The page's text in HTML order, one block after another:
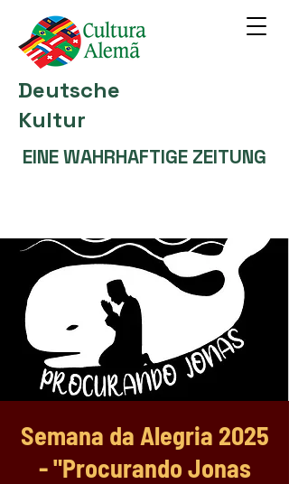
Deutsche
Kultur
EINE WAHRHAFTIGE ZEITUNG
Semana da Alegria 2025
- "Procurando Jonas